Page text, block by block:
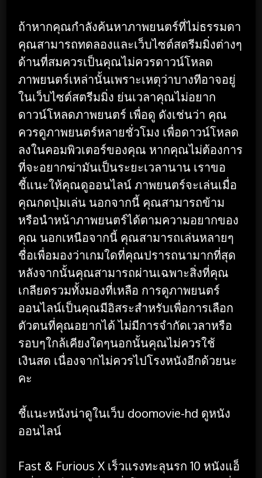
ถ้าหากคุณกำลังค้นหาภาพยนตร์ที่ไม่ธรรมดา
คุณสามารถทดลองและเว็บไซต์สตรีมมิ่งต่างๆ
ด้านที่สมควรเป็นคุณไม่ควรดาวน์โหลด
ภาพยนตร์เหล่านั้นเพราะเหตุว่าบางทีอาจอยู่
ในเว็บไซต์สตรีมมิ่ง ย่นเวลาคุณไม่อยาก
ดาวน์โหลดภาพยนตร์ เพื่อดู ดังเช่นว่า คุณ
ควรดูภาพยนตร์หลายชั่วโมง เพื่อดาวน์โหลด
ลงในคอมพิวเตอร์ของคุณ หากคุณไม่ต้องการ
ที่จะอยากฆ่ามันเป็นระยะเวลานาน เราขอ
ชี้แนะให้คุณดูออนไลน์ ภาพยนตร์จะเล่นเมื่อ
คุณกดปุ่มเล่น นอกจากนี้ คุณสามารถข้าม
หรือนำหน้าภาพยนตร์ได้ตามความอยากของ
คุณ นอกเหนือจากนี้ คุณสามารถเล่นหลายๆ
ชื่อเพื่อมองว่าเกมใดที่คุณปรารถนามากที่สุด
หลังจากนั้นคุณสามารถผ่านเฉพาะสิ่งที่คุณ
เกลียดรวมทั้งมองที่เหลือ การดูภาพยนตร์
ออนไลน์เป็นคุณมีอิสระสำหรับเพื่อการเลือก
ตัวตนที่คุณอยากได้ ไม่มีการจำกัดเวลาหรือ
รอบๆใกล้เคียงใดๆนอกนั้นคุณไม่ควรใช้
เงินสด เนื่องจากไม่ควรไปโรงหนังอีกด้วยนะ
คะ
ชี้แนะหนังน่าดูในเว็บ doomovie-hd ดูหนัง
ออนไลน์
Fast & Furious X เร็วแรงทะลุนรก 10 หนังแอ็